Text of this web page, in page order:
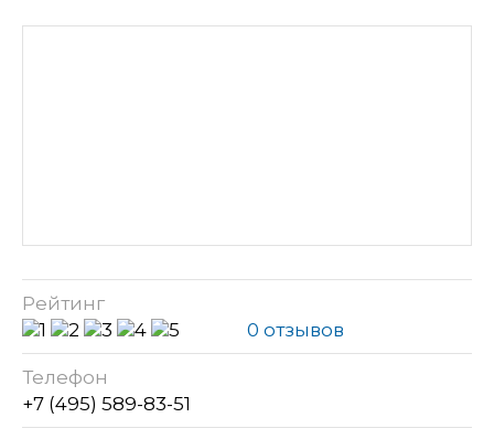
Рейтинг
0 отзывов
Телефон
+7 (495) 589-83-51